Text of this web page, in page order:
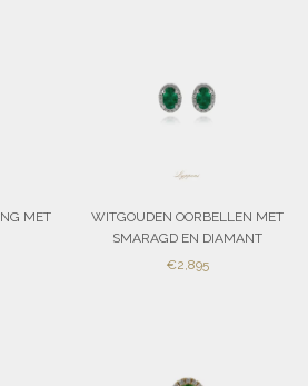
MET
WITGOUDEN OORBELLEN MET
SMARAGD EN DIAMANT
SALE
€2,895